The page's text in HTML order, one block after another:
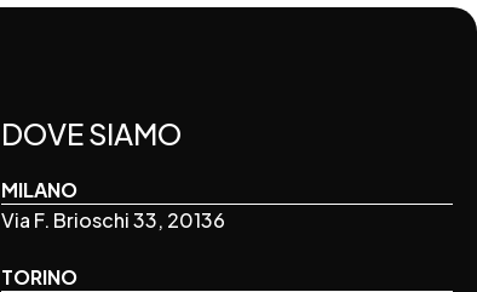
DOVE SIAMO
MILANO
Via F. Brioschi 33, 20136
TORINO